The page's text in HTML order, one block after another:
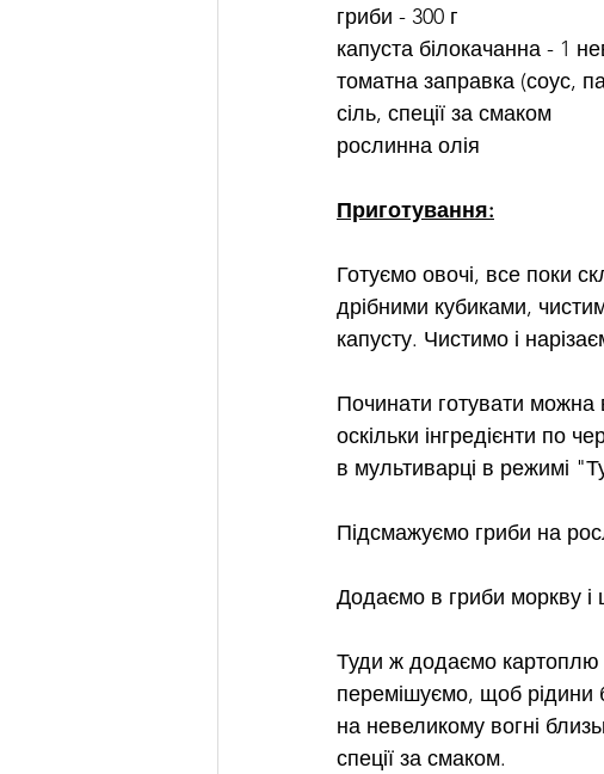
гриби - 300 г
капуста білокачанна - 1
томатна заправка (соус,
сіль, спеції за смаком
рослинна олія
Приготування:
Готуємо овочі, все поки
дрібними кубиками,
капусту. Чистимо і
Починати готувати можна
оскільки інгредієнти по
в мультиварці в режимі
Підсмажуємо гриби на
Додаємо в гриби моркву
Туди ж додаємо картоплю
перемішуємо, щоб рідини
на невеликому вогні
спеції за смаком.